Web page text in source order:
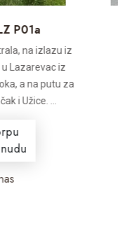
P01a
na izlazu iz
Lazarevac iz
a na putu za
i Užice. ...